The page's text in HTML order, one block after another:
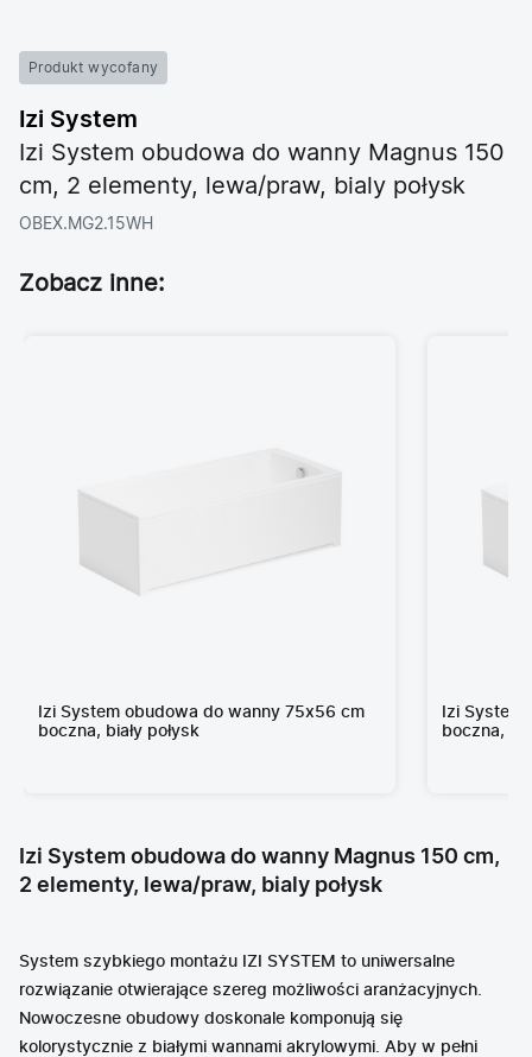
Produkt wycofany
Izi System
Izi System obudowa do wanny Magnus 150
cm, 2 elementy, lewa/praw, bialy połysk
OBEX.MG2.15WH
Zobacz inne:
Izi System obudowa do wanny 75x56 cm
boczna, biały połysk
Izi
boczna,
Izi System obudowa do wanny Magnus 150 cm,
2 elementy, lewa/praw, bialy połysk
System szybkiego montażu IZI SYSTEM to uniwersalne
rozwiązanie otwierające szereg możliwości aranżacyjnych.
Nowoczesne obudowy doskonale komponują się
kolorystycznie z białymi wannami akrylowymi. Aby w pełni